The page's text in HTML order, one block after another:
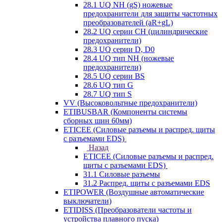
28.1 UQ NH (gS) ножевые
предохранители для защиты частотных
преобразователей (aR+gL)
28.2 UQ серии CH (цилиндрические
предохранители)
28.3 UQ серии D, D0
28.4 UQ тип NH (ножевые
предохранители)
28.5 UQ серии BS
28.6 UQ тип G
28.7 UQ тип S
VV (Высоковольтные предохранители)
ETIBUSBAR (Компоненты системы
сборных шин 60мм)
ETICEE (Силовые разъемы и распред. щиты
с разъемами EDS)
Назад
ETICEE (Силовые разъемы и распред.
щиты с разъемами EDS)
31.1 Силовые разъемы
31.2 Распред. щиты с разъемами EDS
ETIPOWER (Воздушные автоматические
выключатели)
ETIDISS (Преобразователи частоты и
устройства плавного пуска)